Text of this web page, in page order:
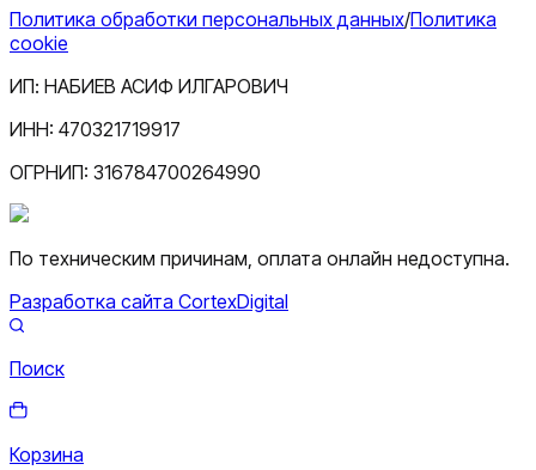
Политика обработки персональных данных/Политика
cookie
ИП: НАБИЕВ АСИФ ИЛГАРОВИЧ
ИНН: 470321719917
ОГРНИП: 316784700264990
По техническим причинам, оплата онлайн недоступна.
Разработка сайта CortexDigital
Поиск
Корзина